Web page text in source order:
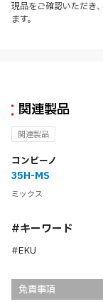
現品をご確認いただき
ます。
関連製品
関連製品
コンビーノ
35H-MS
ミックス
#キーワード
#EKU
免責事項